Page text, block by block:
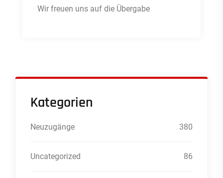
Wir freuen uns auf die Übergabe
Kategorien
Neuzugänge 380
Uncategorized 86